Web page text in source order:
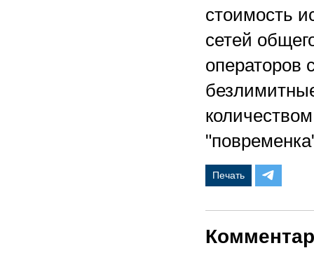
стоимость
сетей
операторов
Печать